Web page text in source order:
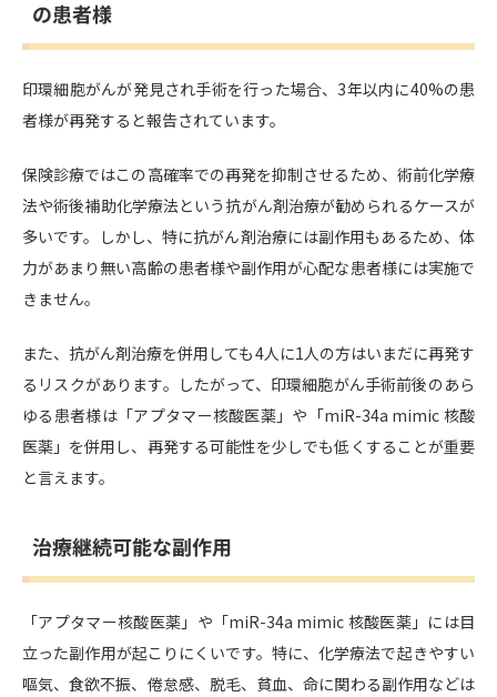
の患者様
印環細胞がんが発見され手術を行った場合、3年以内に40%の患
者様が再発すると報告されています。
保険診療ではこの高確率での再発を抑制させるため、術前化学療
法や術後補助化学療法という抗がん剤治療が勧められるケースが
多いです。しかし、特に抗がん剤治療には副作用もあるため、体
力があまり無い高齢の患者様や副作用が心配な患者様には実施で
きません。
また、抗がん剤治療を併用しても4人に1人の方はいまだに再発す
るリスクがあります。したがって、印環細胞がん手術前後のあら
ゆる患者様は「アプタマー核酸医薬」や「miR-34a mimic 核酸
医薬」を併用し、再発する可能性を少しでも低くすることが重要
と言えます。
治療継続可能な副作用
「アプタマー核酸医薬」や「miR-34a mimic 核酸医薬」には目
立った副作用が起こりにくいです。特に、化学療法で起きやすい
嘔気、食欲不振、倦怠感、脱毛、貧血、命に関わる副作用などは